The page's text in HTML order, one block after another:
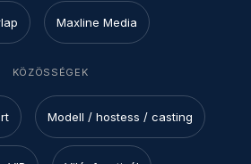
Maxline Media
KÖZÖSSÉGEK
Modell / hostess / casting